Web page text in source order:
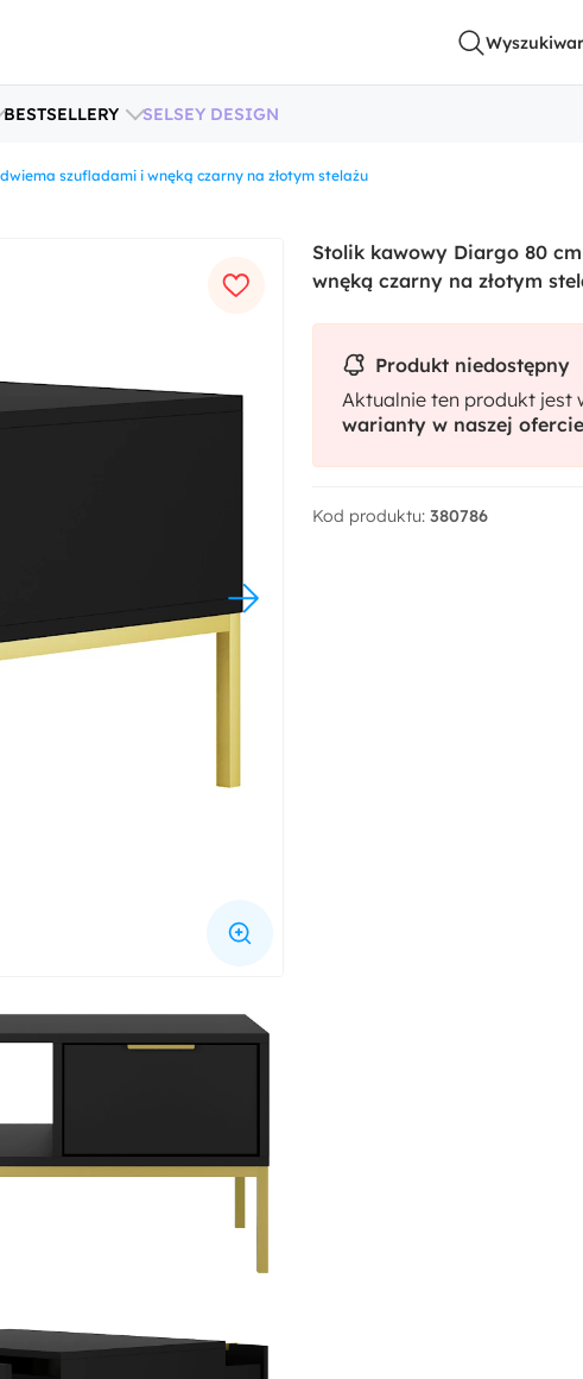
BESTSELLERY SELSEY DESIGN
szufladami i wnęką czarny na złotym stelażu
Stolik kawowy Diargo 80
wnęką czarny na złotym
Produkt niedostępny
Aktualnie ten produkt jest
warianty w naszej ofercie
Kod produktu: 380786